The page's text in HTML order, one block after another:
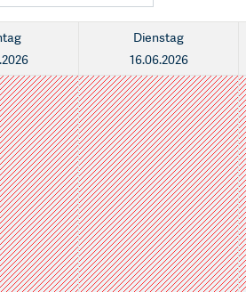
Dienstag
16.06.2026